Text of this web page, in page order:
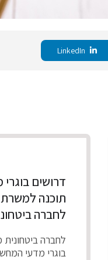
דרושים
לחברה
לחברה
בוגרי מדעי